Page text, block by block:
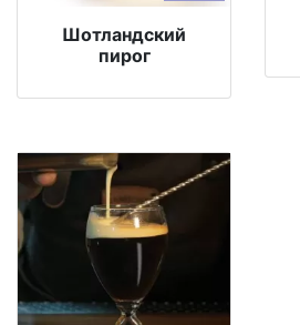
Шотландский
пирог